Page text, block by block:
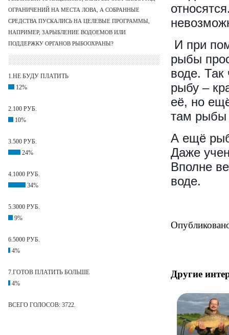
ОГРАНИЧЕНИЙ НА МЕСТА ЛОВА, А СОБРАННЫЕ
СРЕДСТВА ПУСКАЛИСЬ НА ЦЕЛЕВЫЕ ПРОГРАММЫ,
НАПРИМЕР, ЗАРЫБЛЕНИЕ ВОДОЕМОВ ИЛИ
ПОДДЕРЖКУ ОРГАНОВ РЫБООХРАНЫ?
1.НЕ БУДУ ПЛАТИТЬ
12%
2.100 РУБ.
10%
3.500 РУБ.
24%
4.1000 РУБ.
34%
5.3000 РУБ.
9%
6.5000 РУБ.
4%
7.ГОТОВ ПЛАТИТЬ БОЛЬШЕ
4%
ВСЕГО ГОЛОСОВ: 3722.
И при
рыбы
воде. Так
рыбу –
её, но
там рыбы
А ещё
Даже
Вполне
воде.
Другие